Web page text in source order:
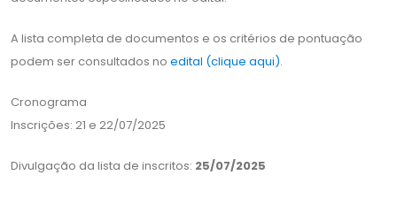
A lista completa de documentos e os critérios de pontuação
podem ser consultados no edital (clique aqui).
Cronograma
Inscrições: 21 e 22/07/2025
Divulgação da lista de inscritos: 25/07/2025